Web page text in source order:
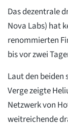
Das dezentrale
Nova Labs) hat
renommierten
bis vor zwei
Laut den beiden
Verge zeigte
Netzwerk von
weitreichende